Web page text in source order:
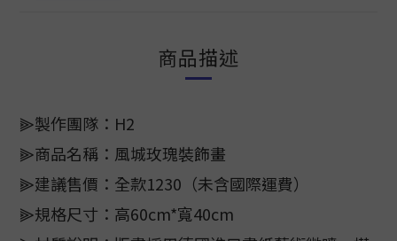
商品描述
⫸製作團隊：H2
⫸商品名稱：風城玫瑰裝飾畫
⫸建議售價：全款1230（未含國際運費）
⫸規格尺寸：高60cm*寬40cm